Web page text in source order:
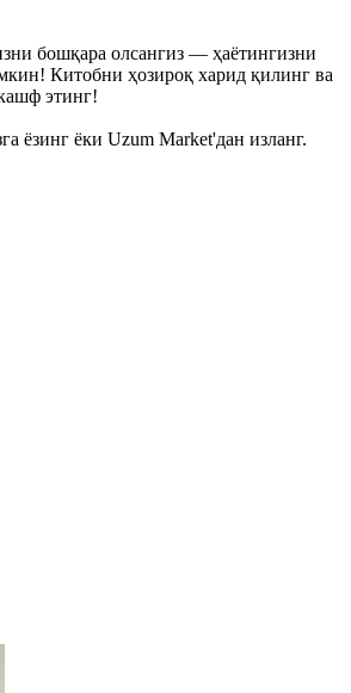
бошқара олсангиз — ҳаётингизни
Китобни ҳозироқ харид қилинг ва
этинг!
ёзинг ёки Uzum Market'дан изланг.